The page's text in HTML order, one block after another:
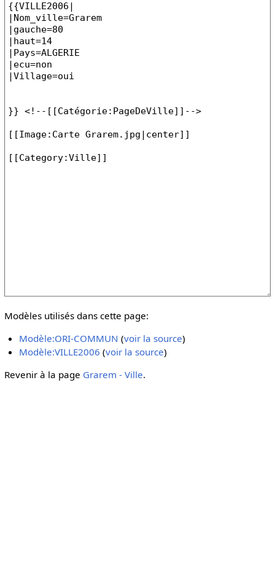
Modèles utilisés dans cette page:
Modèle:ORI-COMMUN (voir la source)
Modèle:VILLE2006 (voir la source)
Revenir à la page Grarem - Ville.